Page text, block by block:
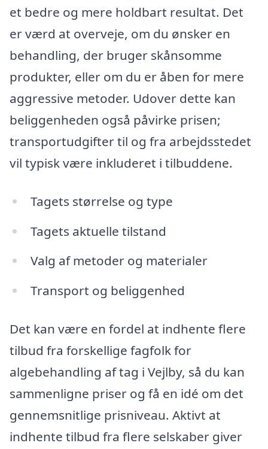
et bedre og mere holdbart resultat. Det
er værd at overveje, om du ønsker en
behandling, der bruger skånsomme
produkter, eller om du er åben for mere
aggressive metoder. Udover dette kan
beliggenheden også påvirke prisen;
transportudgifter til og fra arbejdsstedet
vil typisk være inkluderet i tilbuddene.
Tagets størrelse og type
Tagets aktuelle tilstand
Valg af metoder og materialer
Transport og beliggenhed
Det kan være en fordel at indhente flere
tilbud fra forskellige fagfolk for
algebehandling af tag i Vejlby, så du kan
sammenligne priser og få en idé om det
gennemsnitlige prisniveau. Aktivt at
indhente tilbud fra flere selskaber giver